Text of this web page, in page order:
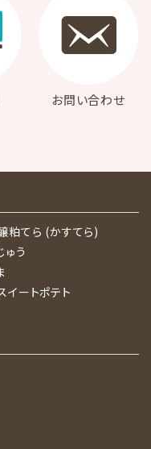
お問い合わせ
粕てら (かすてら)
ゅう
イートポテト